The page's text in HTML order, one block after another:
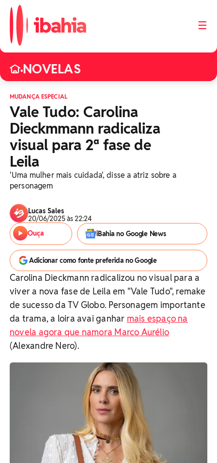
☰
•NOVELAS
MUDANÇA ESPECIAL
Vale Tudo: Carolina
Dieckmmann radicaliza
visual para 2ª fase de
Leila
'Uma mulher mais cuidada', disse a atriz sobre a
personagem
Lucas Sales
20/06/2025 às 22:24
Ouça
iBahia no Google News
Adicionar como fonte preferida no Google
Carolina Dieckmann radicalizou no visual para a
viver a nova fase de Leila em "Vale Tudo", remake
de sucesso da TV Globo. Personagem importante
da trama, a loira avai ganhar mais espaço na
novela agora que namora Marco Aurélio
(Alexandre Nero).